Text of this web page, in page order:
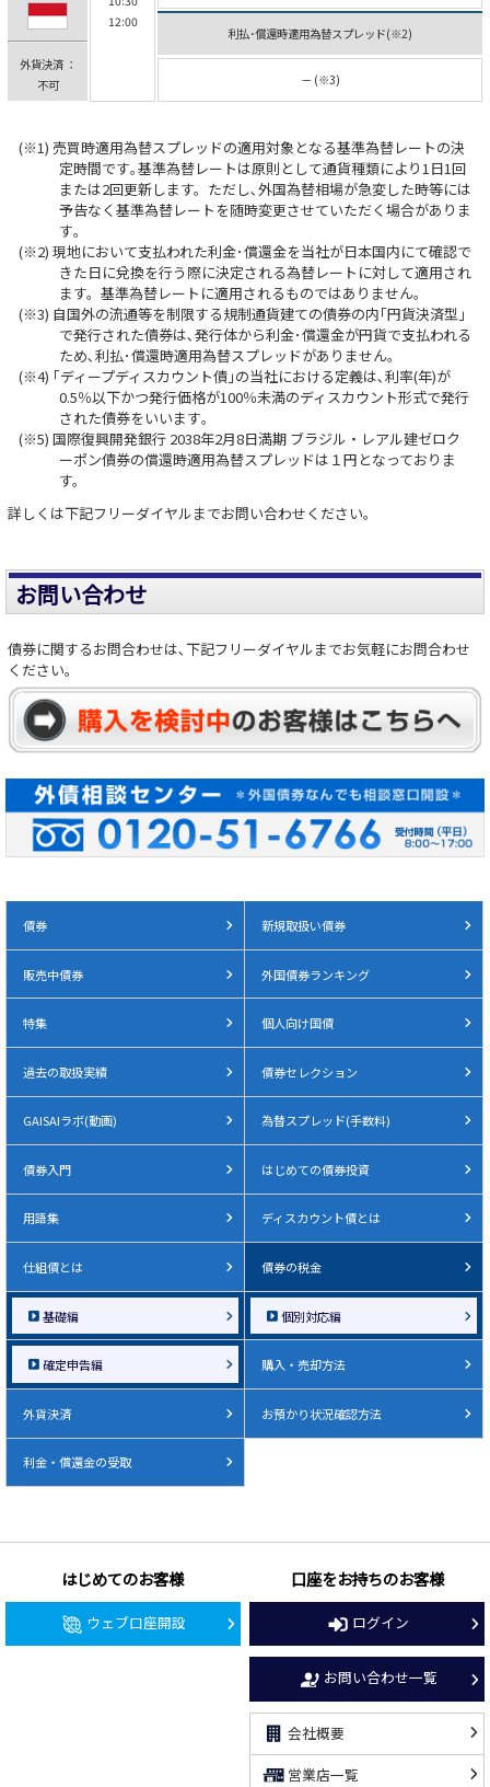
外貨決済 ：
不可
12:00
利払･償還時適用為替スプレッド(※2)
－ (※3)
売買時適用為替スプレッドの適用対象となる基準為替レートの決
定時間です｡基準為替レートは原則として通貨種類により1日1回
または2回更新します。ただし､外国為替相場が急変した時等には
予告なく基準為替レートを随時変更させていただく場合がありま
す｡
現地において支払われた利金･償還金を当社が日本国内にて確認で
きた日に兌換を行う際に決定される為替レートに対して適用され
ます。基準為替レートに適用されるものではありません｡
自国外の流通等を制限する規制通貨建ての債券の内｢円貨決済型｣
で発行された債券は､発行体から利金･償還金が円貨で支払われる
ため､利払･償還時適用為替スプレッドがありません｡
｢ディープディスカウント債｣の当社における定義は､利率(年)が
0.5％以下かつ発行価格が100％未満のディスカウント形式で発行
された債券をいいます｡
国際復興開発銀行 2038年2月8日満期 ブラジル・レアル建ゼロク
ーポン債券の償還時適用為替スプレッドは１円となっておりま
す。
詳しくは下記フリーダイヤルまでお問い合わせください。
お問い合わせ
債券に関するお問合わせは､下記フリーダイヤルまでお気軽にお問合わせ
ください。
債券 新規取扱い債券
販売中債券 外国債券ランキング
特集 個人向け国債
過去の取扱実績 債券セレクション
GAISAIラボ(動画) 為替スプレッド(手数料)
債券入門 はじめての債券投資
用語集 ディスカウント債とは
仕組債とは 債券の税金
基礎編 個別対応編
確定申告編 購入・売却方法
外貨決済 お預かり状況確認方法
利金・償還金の受取
はじめてのお客様
ウェブ口座開設
口座をお持ちのお客様
ログイン
お問い合わせ一覧
会社概要
営業店一覧